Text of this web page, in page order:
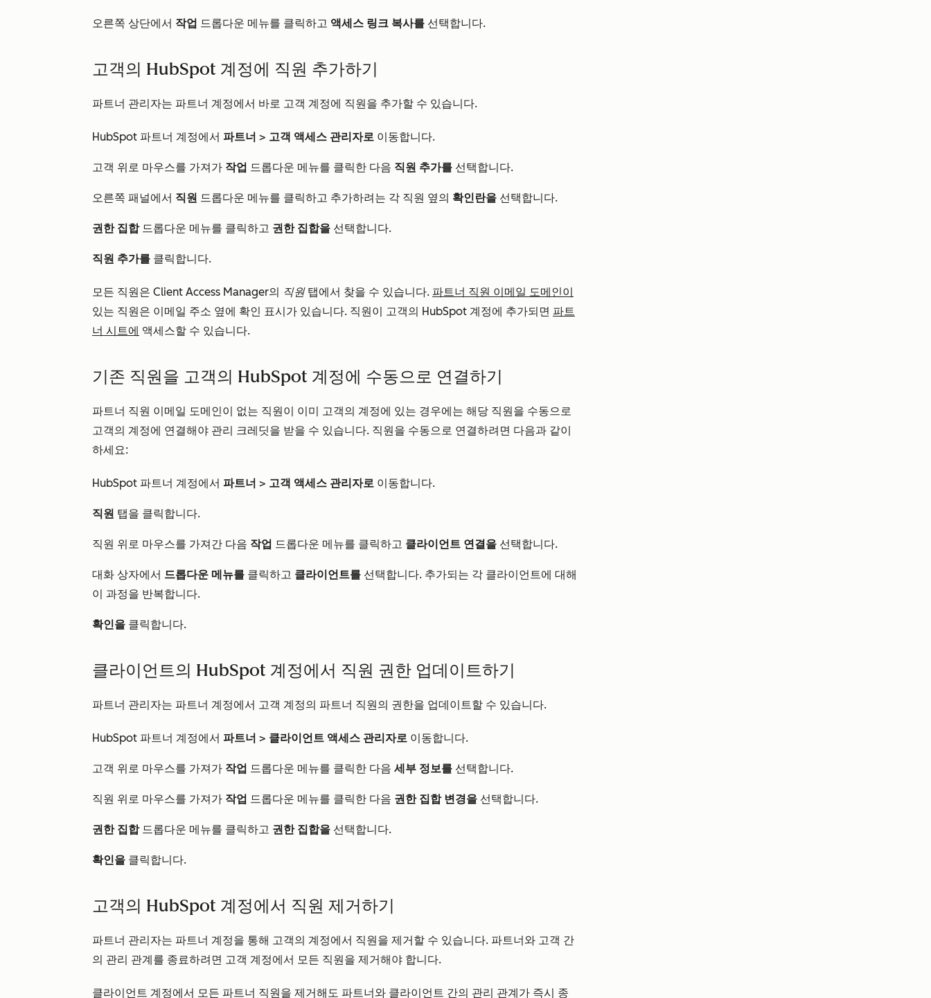
오른쪽 상단에서 작업 드롭다운 메뉴를 클릭하고 액세스 링크 복사를 선택합니다.
고객의 HubSpot 계정에 직원 추가하기
파트너 관리자는 파트너 계정에서 바로 고객 계정에 직원을 추가할 수 있습니다.
HubSpot 파트너 계정에서 파트너 > 고객 액세스 관리자로 이동합니다.
고객 위로 마우스를 가져가 작업 드롭다운 메뉴를 클릭한 다음 직원 추가를 선택합니다.
오른쪽 패널에서 직원 드롭다운 메뉴를 클릭하고 추가하려는 각 직원 옆의 확인란을 선택합니다.
권한 집합 드롭다운 메뉴를 클릭하고 권한 집합을 선택합니다.
직원 추가를 클릭합니다.
모든 직원은 Client Access Manager의 직원탭에서 찾을 수 있습니다. 파트너 직원 이메일 도메인이
있는 직원은 이메일 주소 옆에 확인 표시가 있습니다. 직원이 고객의 HubSpot 계정에 추가되면 파트
너 시트에 액세스할 수 있습니다.
기존 직원을 고객의 HubSpot 계정에 수동으로 연결하기
파트너 직원 이메일 도메인이 없는 직원이 이미 고객의 계정에 있는 경우에는 해당 직원을 수동으로
고객의 계정에 연결해야 관리 크레딧을 받을 수 있습니다. 직원을 수동으로 연결하려면 다음과 같이
하세요:
HubSpot 파트너 계정에서 파트너 > 고객 액세스 관리자로 이동합니다.
직원 탭을 클릭합니다.
직원 위로 마우스를 가져간 다음 작업 드롭다운 메뉴를 클릭하고 클라이언트 연결을 선택합니다.
대화 상자에서 드롭다운 메뉴를 클릭하고 클라이언트를 선택합니다. 추가되는 각 클라이언트에 대해
이 과정을 반복합니다.
확인을 클릭합니다.
클라이언트의 HubSpot 계정에서 직원 권한 업데이트하기
파트너 관리자는 파트너 계정에서 고객 계정의 파트너 직원의 권한을 업데이트할 수 있습니다.
HubSpot 파트너 계정에서 파트너 > 클라이언트 액세스 관리자로 이동합니다.
고객 위로 마우스를 가져가 작업 드롭다운 메뉴를 클릭한 다음 세부 정보를 선택합니다.
직원 위로 마우스를 가져가 작업 드롭다운 메뉴를 클릭한 다음 권한 집합 변경을 선택합니다.
권한 집합드롭다운 메뉴를 클릭하고 권한 집합을 선택합니다.
확인을 클릭합니다.
고객의 HubSpot 계정에서 직원 제거하기
파트너 관리자는 파트너 계정을 통해 고객의 계정에서 직원을 제거할 수 있습니다. 파트너와 고객 간
의 관리 관계를 종료하려면 고객 계정에서 모든 직원을 제거해야 합니다.
클라이언트 계정에서 모든 파트너 직원을 제거해도 파트너와 클라이언트 간의 관리 관계가 즉시 종